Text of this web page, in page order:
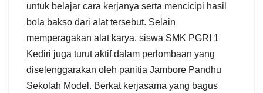
untuk belajar cara kerjanya serta mencicipi hasil
bola bakso dari alat tersebut. Selain
memperagakan alat karya, siswa SMK PGRI 1
Kediri juga turut aktif dalam perlombaan yang
diselenggarakan oleh panitia Jambore Pandhu
Sekolah Model. Berkat kerjasama yang bagus